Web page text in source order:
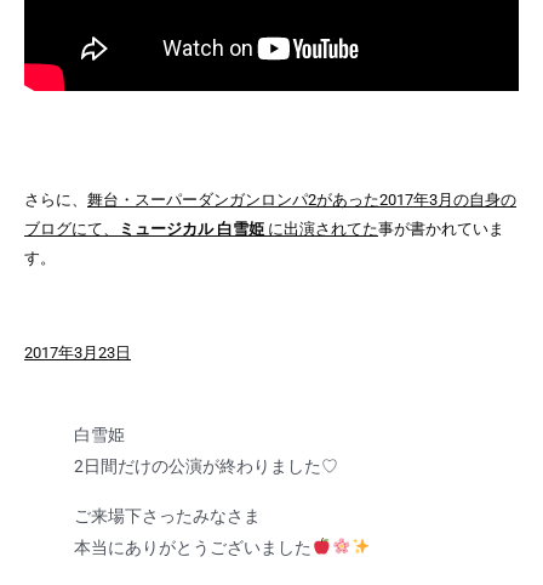
さらに、 舞台・スーパーダンガンロンパ2があった2017年3月の自身の
ブログにて、
ミュージカル 白雪姫 に出演されてた事が書かれていま
す。
2017年3月23日
白雪姫
2日間だけの公演が終わりました♡
ご来場下さったみなさま
本当にありがとうございました